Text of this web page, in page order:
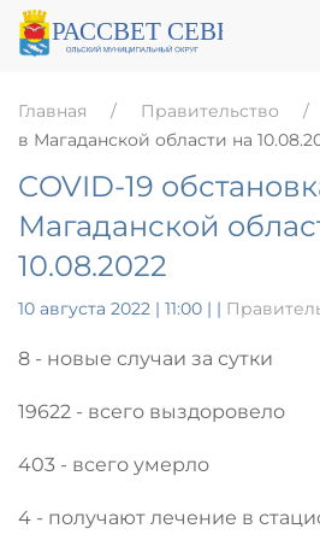
Главная Правительство
в Магаданской области на
COVID-19
Магаданской
10.08.2022
10 августа 2022 | 11:00 | |
8 - новые случаи за сутки
19622 - всего выздоровело
403 - всего умерло
4 - получают лечение в